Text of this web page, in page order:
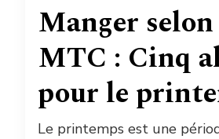
Manger
MTC : Cinq
pour le
Le printemps est une